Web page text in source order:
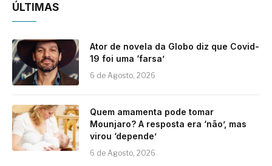
ÚLTIMAS
Ator de novela da Globo diz que Covid-
19 foi uma ‘farsa’
6 de Agosto, 2026
Quem amamenta pode tomar
Mounjaro? A resposta era ‘não’, mas
virou ‘depende’
6 de Agosto, 2026